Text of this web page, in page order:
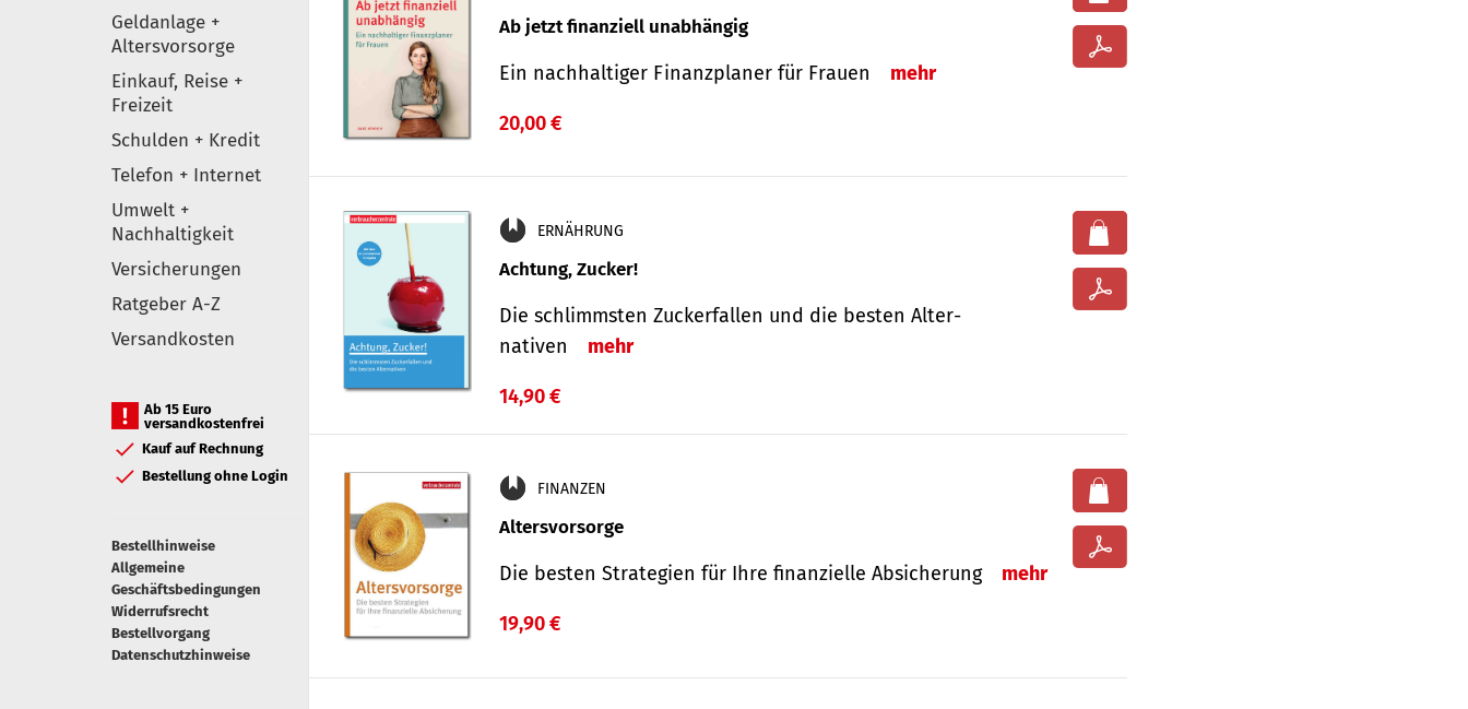
Geldanlage +
Altersvorsorge
Einkauf, Reise +
Freizeit
Schulden + Kredit
Telefon + Internet
Umwelt +
Nachhaltigkeit
Versicherungen
Ratgeber A-Z
Versandkosten
Ab 15 Euro
versandkostenfrei
Kauf auf Rechnung
Bestellung ohne Login
Bestellhinweise
Allgemeine
Geschäftsbedingungen
Widerrufsrecht
Bestellvorgang
Datenschutzhinweise
Ab jetzt finanziell unabhängig
Ein nachhaltiger Finanzplaner für Frauen mehr
20,00 €
ERNÄHRUNG
Achtung, Zucker!
Die schlimmsten Zucker­fallen und die besten Alter­
nativen
mehr
14,90 €
FINANZEN
Altersvorsorge
Die besten Strategien für Ihre finanzielle Absicherung mehr
19,90 €